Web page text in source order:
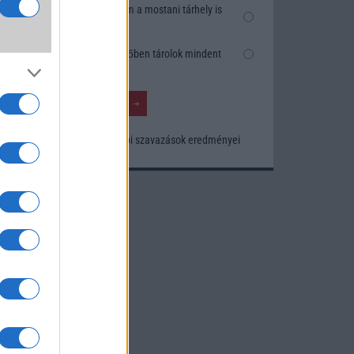
Nem, nekem a mostani tárhely is
Inkább felhőben tárolok mindent
Korábbi szavazások eredményei